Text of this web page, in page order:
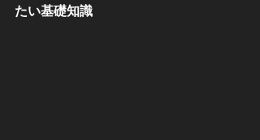
たい基礎知識